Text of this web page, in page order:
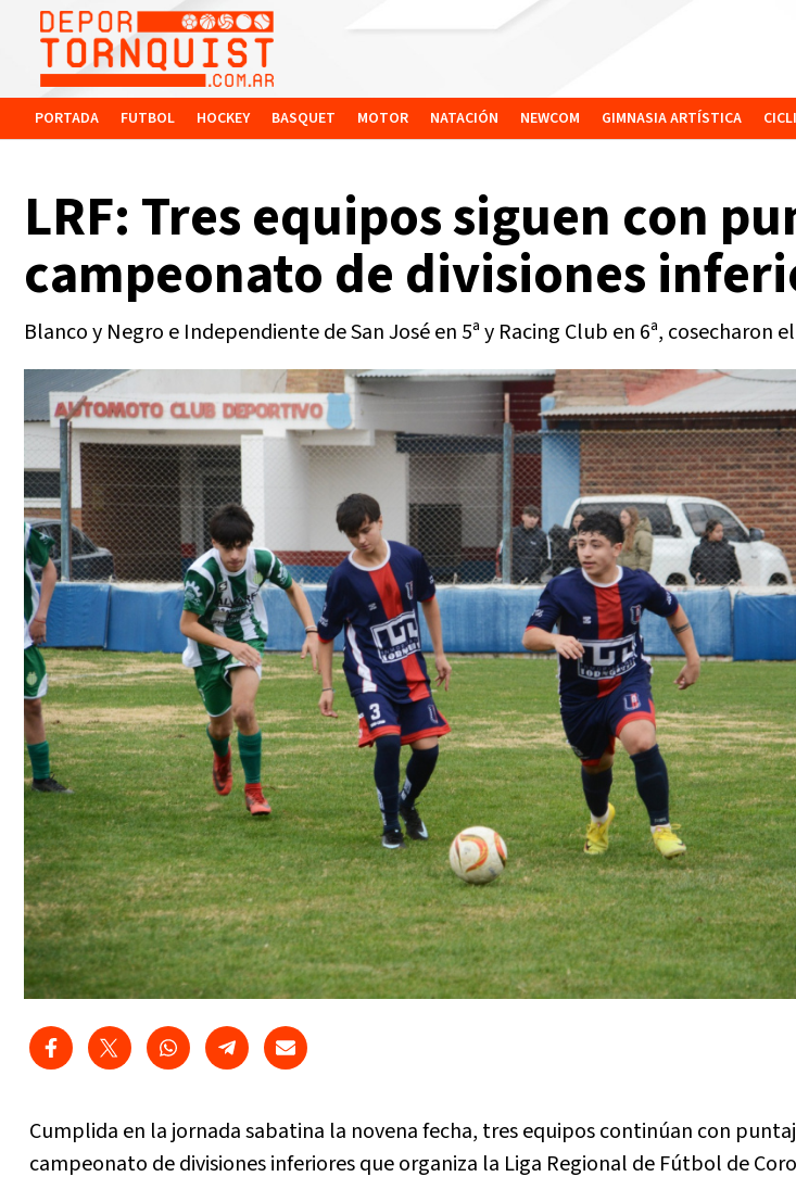
PORTADA FUTBOL HOCKEY BASQUET MOTOR NATACIÓN NEWCOM GIMNASIA ARTÍSTICA
LRF: Tres equipos siguen con
campeonato de divisiones
Blanco y Negro e Independiente de San José en 5ª y Racing Club en 6ª,
Cumplida en la jornada sabatina la novena fecha, tres equipos continúan con
campeonato de divisiones inferiores que organiza la Liga Regional de Fútbol de